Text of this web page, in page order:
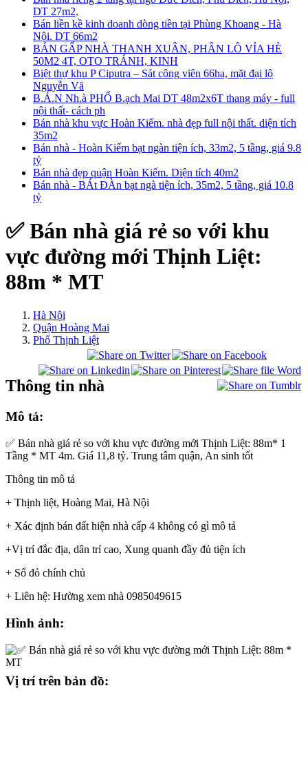
DT 27m2,
Bán liền kề kinh doanh dòng tiền tại Phùng Khoang - Hà
Nội. DT 66m2
BÁN GẤP NHÀ THANH XUÂN, PHÂN LÔ VỈA HÈ
50M2 4T, OTO TRÁNH, KINH
Biệt thự khu P Ciputra – Sát công viên 66ha, mặt đại lộ
Nguyễn Vă
B.Á.N Nh.à PHỐ B.ạch Mai DT 48m2x6T thang máy - full
nội thất- cách ph
Bán nhà khu vực Hoàn Kiếm. nhà đẹp full nội thất. diện tích
35m2
Bán nhà - Hoàn Kiếm bạt ngàn tiện ích, 33m2, 5 tầng, giá 9.8
tỷ
Bán nhà đẹp quận Hoàn Kiếm. Diện tích 40m2
Bán nhà - BÁt ĐÀn bạt ngà tiện ích, 35m2, 5 tầng, giá 10.8
tỷ
✅ Bán nhà giá rẻ so với khu
vực đường mới Thịnh Liệt:
88m * MT
Hà Nội
Quận Hoàng Mai
Phố Thịnh Liệt
Thông tin nhà
Mô tả:
✅ Bán nhà giá rẻ so với khu vực đường mới Thịnh Liệt: 88m* 1
Tầng * MT 4m. Giá 11,8 tỷ. Trung tâm quận, An sinh tốt
Thông tin mô tả
+ Thịnh liệt, Hoàng Mai, Hà Nội
+ Xác định bán đất hiện nhà cấp 4 không có gì mô tả
+Vị trí đắc địa, dân trí cao, Xung quanh đầy đủ tiện ích
+ Sổ đỏ chính chủ
+ Liên hệ: Hường xem nhà 0985049615
Hình ảnh:
Vị trí trên bản đồ: